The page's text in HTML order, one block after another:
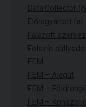
Data Collector
Előregyártott fal
Falazott
Felszín
FEM
FEM – Alagút
FEM –
FEM –